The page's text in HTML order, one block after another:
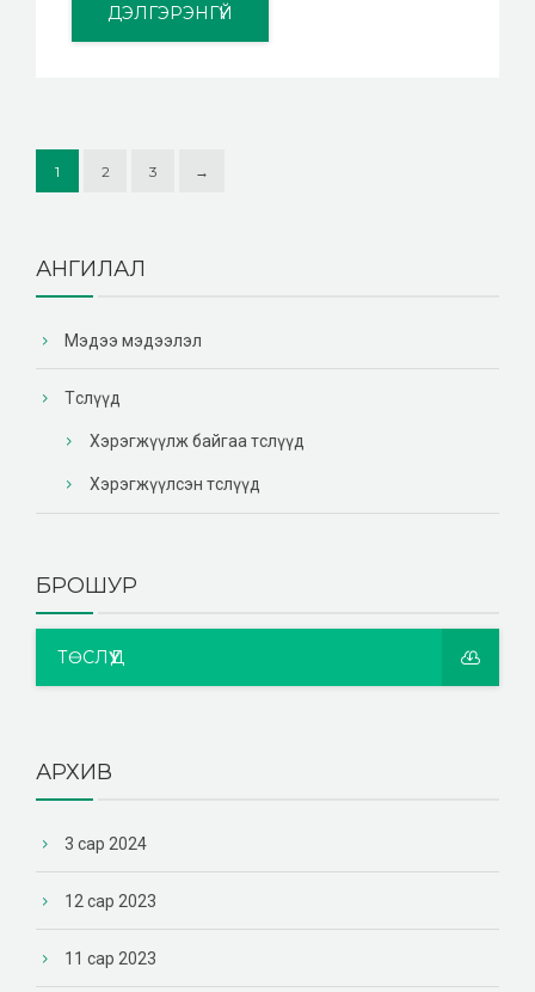
ДЭЛГЭРЭНГҮЙ
1 2 3 →
АНГИЛАЛ
Мэдээ мэдээлэл
Төслүүд
Хэрэгжүүлж байгаа төслүүд
Хэрэгжүүлсэн төслүүд
БРОШУР
ТӨСЛҮҮД
АРХИВ
3 сар 2024
12 сар 2023
11 сар 2023